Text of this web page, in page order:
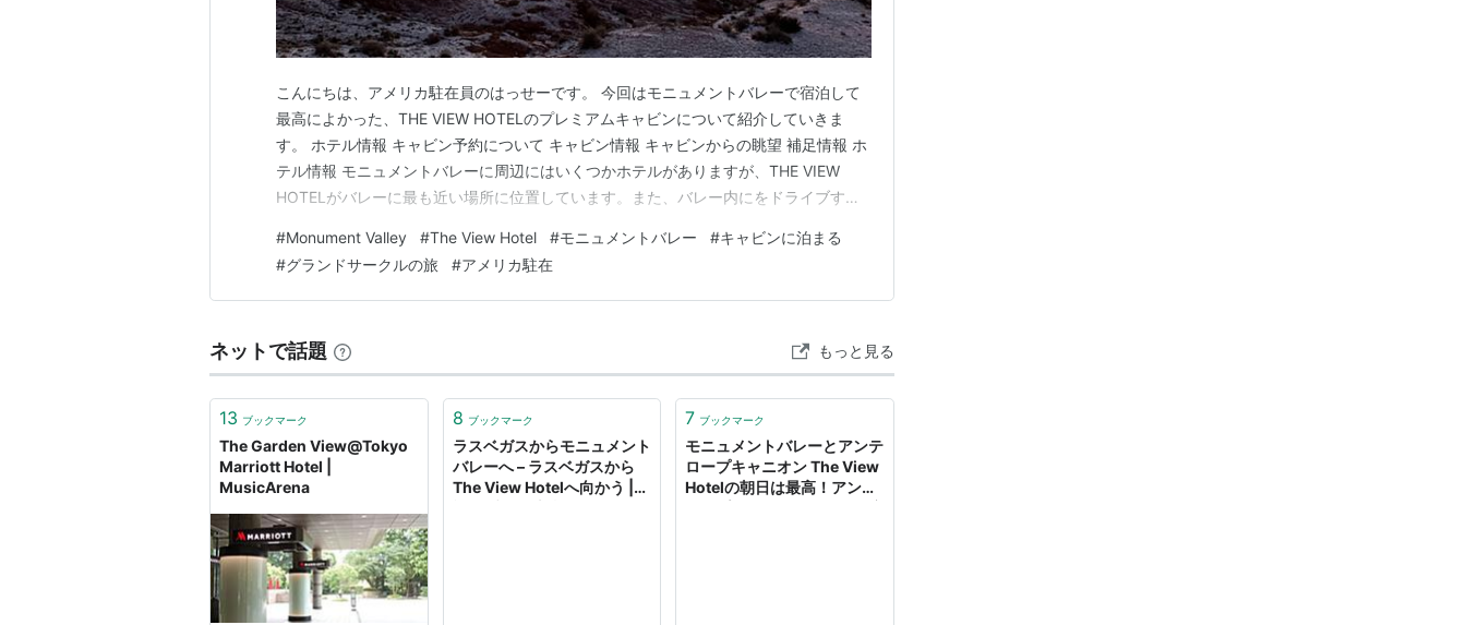
こんにちは、アメリカ駐在員のはっせーです。 今回はモニュメントバレーで宿泊して
最高によかった、THE VIEW HOTELのプレミアムキャビンについて紹介していきま
す。 ホテル情報 キャビン予約について キャビン情報 キャビンからの眺望 補足情報 ホ
テル情報 モニュメントバレーに周辺にはいくつかホテルがありますが、THE VIEW
HOTELがバレーに最も近い場所に位置しています。また、バレー内にをドライブする
monumentvalleyview.com THE VIEW HOTELは通常のホテ…
#Monument Valley #The View Hotel #モニュメントバレー #キャビンに泊まる
#グランドサークルの旅 #アメリカ駐在
ネットで話題 もっと見る
13 ブックマーク
The Garden View@Tokyo
Marriott Hotel |
MusicArena
8 ブックマーク
ラスベガスからモニュメント
バレーへ – ラスベガスから
The View Hotelへ向かう |
7 ブックマーク
モニュメントバレーとアンテ
ロープキャニオン The View
Hotelの朝日は最高！アンテ